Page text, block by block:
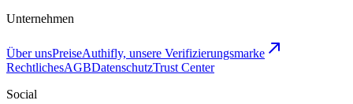
Unternehmen
Über unsPreiseAuthifly, unsere Verifizierungsmarke
RechtlichesAGBDatenschutzTrust Center
Social